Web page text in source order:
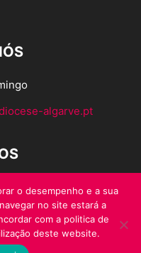
algarve.pt
o desempenho e a sua
no site estará a
com a politica de
deste website.